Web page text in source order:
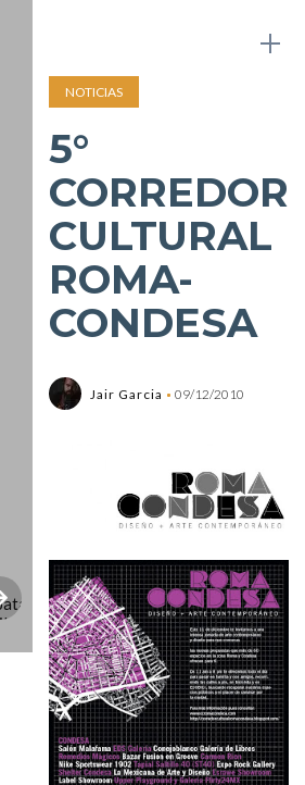
NOTICIAS
5°
CORREDOR
CULTURAL
ROMA-
CONDESA
Jair Garcia 09/12/2010